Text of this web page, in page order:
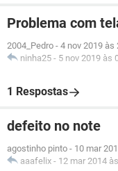
Problema com
2004_Pedro - 4 nov 2019 às
ninha25 - 5 nov 2019 às
1 Respostas
defeito no note
agostinho pinto - 10 mar
aaafelix - 12 mar 2014